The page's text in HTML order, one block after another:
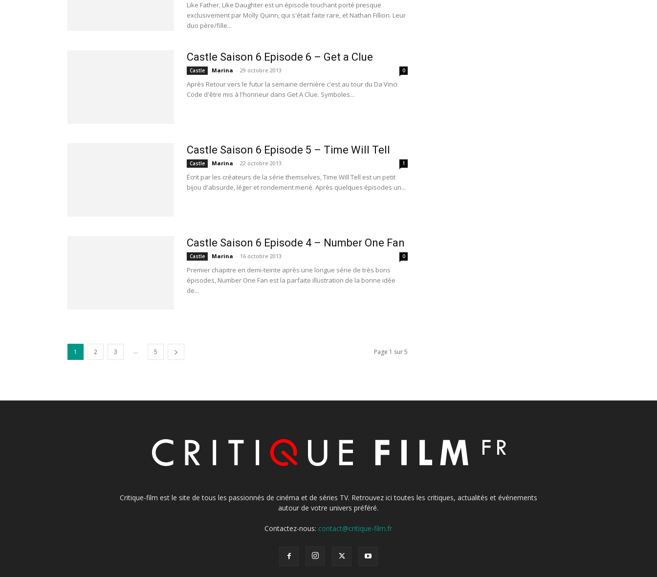
Like Father, Like Daughter est un épisode touchant porté presque
exclusivement par Molly Quinn, qui s'était faite rare, et Nathan Fillion. Leur
duo père/fille...
Castle Saison 6 Episode 6 – Get a Clue
Castle Marina - 29 octobre 2013 0
Après Retour vers le futur la semaine dernière c'est au tour du Da Vinci
Code d'être mis à l'honneur dans Get A Clue. Symboles...
Castle Saison 6 Episode 5 – Time Will Tell
Castle Marina - 22 octobre 2013 1
Écrit par les créateurs de la série themselves, Time Will Tell est un petit
bijou d'absurde, léger et rondement mené. Après quelques épisodes un...
Castle Saison 6 Episode 4 – Number One Fan
Castle Marina - 16 octobre 2013 0
Premier chapitre en demi-teinte après une longue série de très bons
épisodes, Number One Fan est la parfaite illustration de la bonne idée
de...
1 2 3 ... 5 Page 1 sur 5
Critique-film est le site de tous les passionnés de cinéma et de séries TV. Retrouvez ici toutes les critiques, actualités et événements
autour de votre univers préféré.
Contactez-nous: contact@critique-film.fr